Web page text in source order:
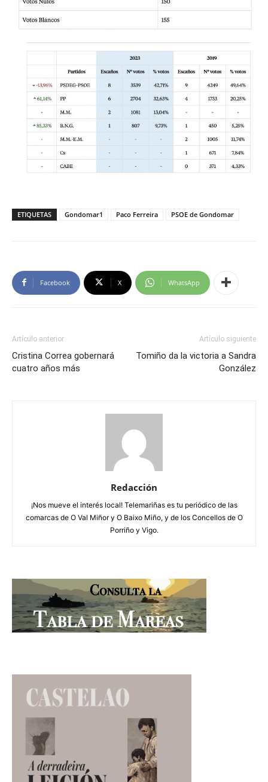
ETIQUETAS Gondomar1 Paco Ferreira PSOE de Gondomar
Facebook X WhatsApp
Artículo anterior
Cristina Correa gobernará
cuatro años más
Artículo siguiente
Tomiño da la victoria a Sandra
González
Redacción
¡Nos mueve el interés local! Telemariñas es tu periódico de las
comarcas de O Val Miñor y O Baixo Miño, y de los Concellos de O
Porriño y Vigo.